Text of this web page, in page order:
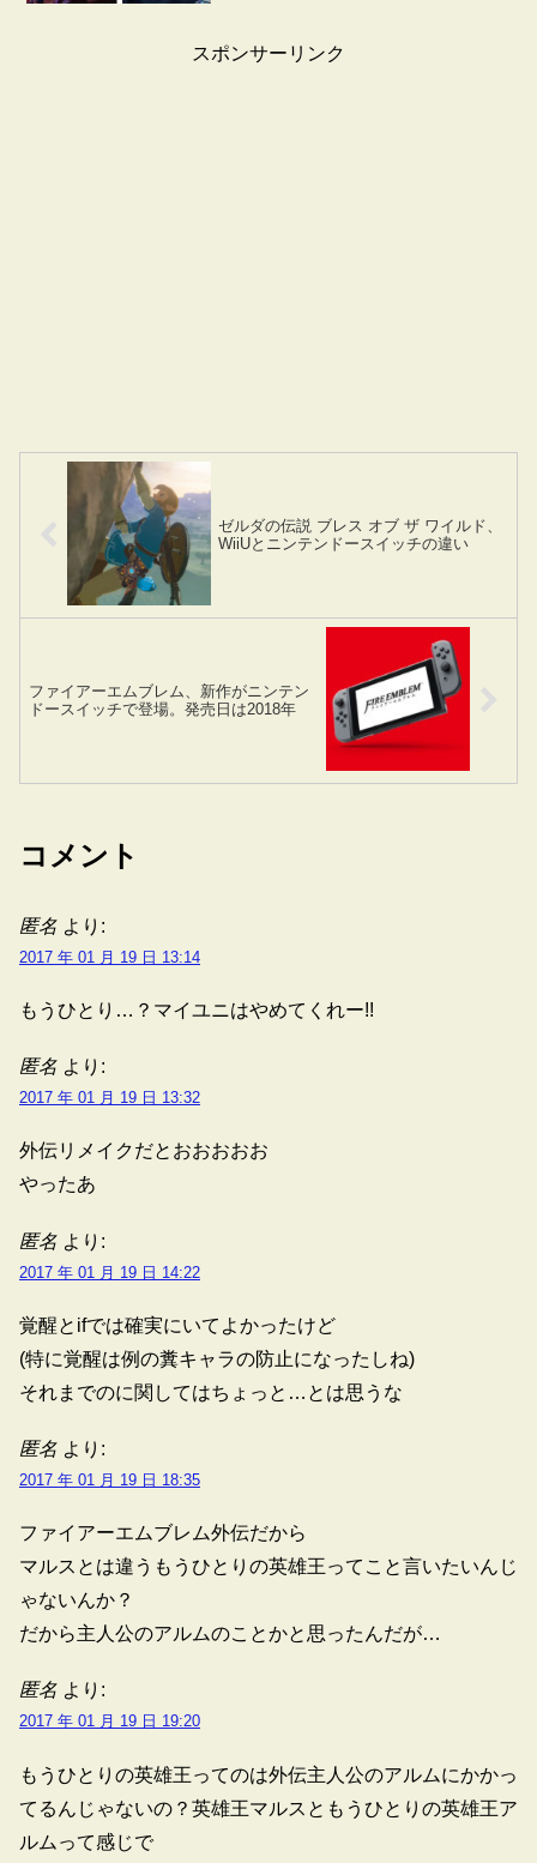
スポンサーリンク
ゼルダの伝説 ブレス オブ ザ ワイルド、
WiiUとニンテンドースイッチの違い
ファイアーエムブレム、新作がニンテン
ドースイッチで登場。発売日は2018年
コメント
匿名 より:
2017 年 01 月 19 日 13:14
もうひとり…？マイユニはやめてくれー!!
匿名 より:
2017 年 01 月 19 日 13:32
外伝リメイクだとおおおおお
やったあ
匿名 より:
2017 年 01 月 19 日 14:22
覚醒とifでは確実にいてよかったけど
(特に覚醒は例の糞キャラの防止になったしね)
それまでのに関してはちょっと…とは思うな
匿名 より:
2017 年 01 月 19 日 18:35
ファイアーエムブレム外伝だから
マルスとは違うもうひとりの英雄王ってこと言いたいんじ
ゃないんか？
だから主人公のアルムのことかと思ったんだが…
匿名 より:
2017 年 01 月 19 日 19:20
もうひとりの英雄王ってのは外伝主人公のアルムにかかっ
てるんじゃないの？英雄王マルスともうひとりの英雄王ア
ルムって感じで